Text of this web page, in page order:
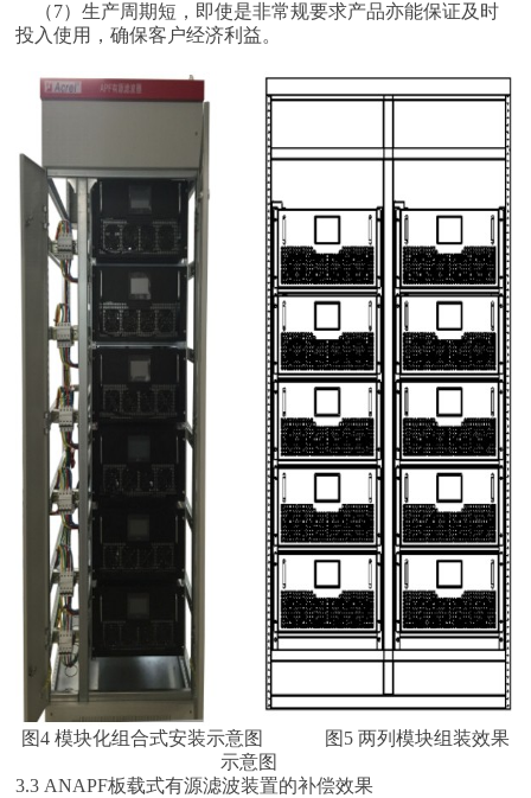
（7）生产周期短，即使是非常规要求产品亦能保证及时
投入使用，确保客户经济利益。
图4 模块化组合式安装示意图 图5 两列模块组装效果
示意图
3.3 ANAPF板载式有源滤波装置的补偿效果